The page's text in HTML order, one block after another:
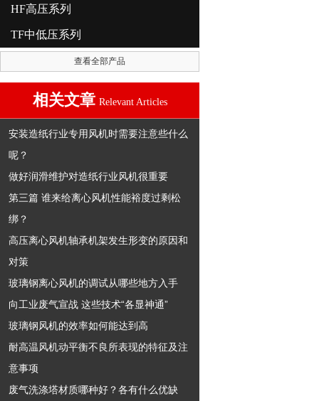
HF高压系列
TF中低压系列
查看全部产品
相关文章 Relevant Articles
安装造纸行业专用风机时需要注意些什么
呢？
做好润滑维护对造纸行业风机很重要
第三篇 谁来给离心风机性能裕度过剩松
绑？
高压离心风机轴承机架发生形变的原因和
对策
玻璃钢离心风机的调试从哪些地方入手
向工业废气宣战 这些技术“各显神通”
玻璃钢风机的效率如何能达到高
耐高温风机动平衡不良所表现的特征及注
意事项
废气洗涤塔材质哪种好？各有什么优缺